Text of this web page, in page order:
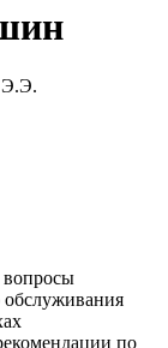
Э.Э.
обслуживания
по